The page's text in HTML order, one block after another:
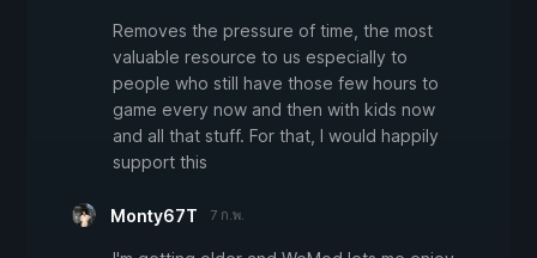
Removes the pressure of time, the most
valuable resource to us especially to
people who still have those few hours to
game every now and then with kids now
and all that stuff. For that, I would happily
support this
Monty67T 7 ก.พ.